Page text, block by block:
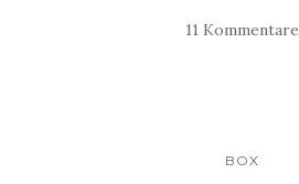
11 Kommentare
BOX